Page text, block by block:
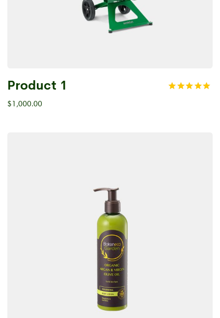
Product 1
$1,000.00